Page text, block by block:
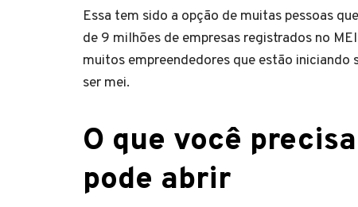
Essa tem sido a opção de muitas pessoas
de 9 milhões de empresas registrados no
muitos empreendedores que estão iniciando
ser mei.
O que você
pode abrir